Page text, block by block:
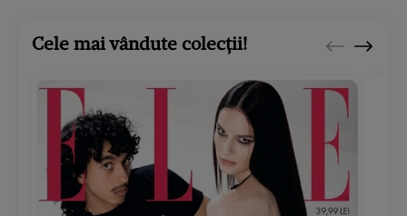
Cele mai vândute colecții!